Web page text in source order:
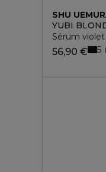
SHU
YUBI
Sérum
56,90 € 5